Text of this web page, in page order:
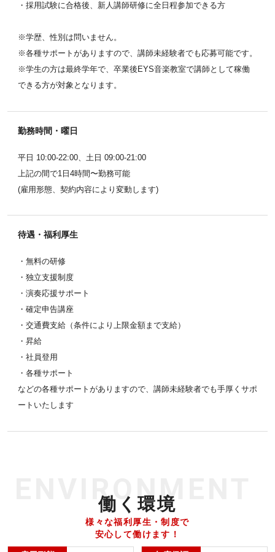
・採用試験に合格後、新人講師研修に全日程参加できる方
※学歴、性別は問いません。
※各種サポートがありますので、講師未経験者でも応募可能です。
※学生の方は最終学年で、卒業後EYS音楽教室で講師として稼働
できる方が対象となります。
勤務時間・曜日
平日 10:00-22:00、土日 09:00-21:00
上記の間で1日4時間〜勤務可能
(雇用形態、契約内容により変動します)
待遇・福利厚生
・無料の研修
・独立支援制度
・演奏応援サポート
・確定申告講座
・交通費支給（条件により上限金額まで支給）
・昇給
・社員登用
・各種サポート
などの各種サポートがありますので、講師未経験者でも手厚くサポ
ートいたします
働く環境
ENVIRONMENT
様々な福利厚生・制度で
安心して働けます！